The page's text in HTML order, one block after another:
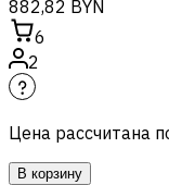
882,82 BYN
6
2
Цена рассчитана
В корзину